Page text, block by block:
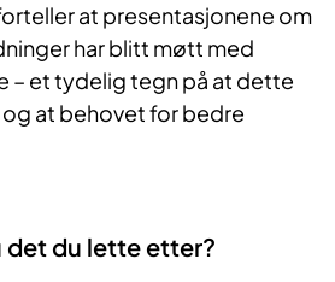
at presentasjonene om
har blitt møtt med
– et tydelig tegn på at dette
at behovet for bedre
det du lette etter?